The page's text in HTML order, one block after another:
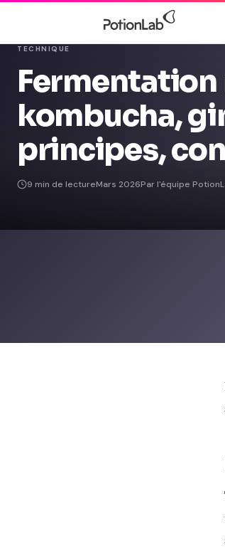
TECHNIQUE
kombucha,
principes,
9 min de lectureMars 2026Par l'équipe